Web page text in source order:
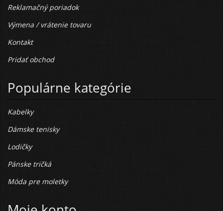
Reklamačný poriadok
Výmena / vrátenie tovaru
Kontakt
Pridať obchod
Populárne kategórie
Kabelky
Dámske tenisky
Lodičky
Pánske tričká
Móda pre moletky